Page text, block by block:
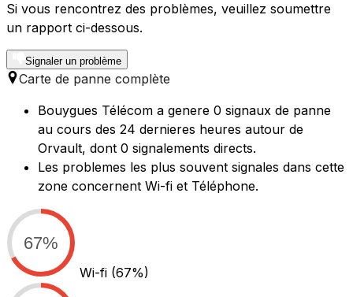
Si vous rencontrez des problèmes, veuillez soumettre
un rapport ci-dessous.
Signaler un problème
Carte de panne complète
Bouygues Télécom a genere 0 signaux de panne
au cours des 24 dernieres heures autour de
Orvault, dont 0 signalements directs.
Les problemes les plus souvent signales dans cette
zone concernent Wi-fi et Téléphone.
67%
Wi-fi (67%)